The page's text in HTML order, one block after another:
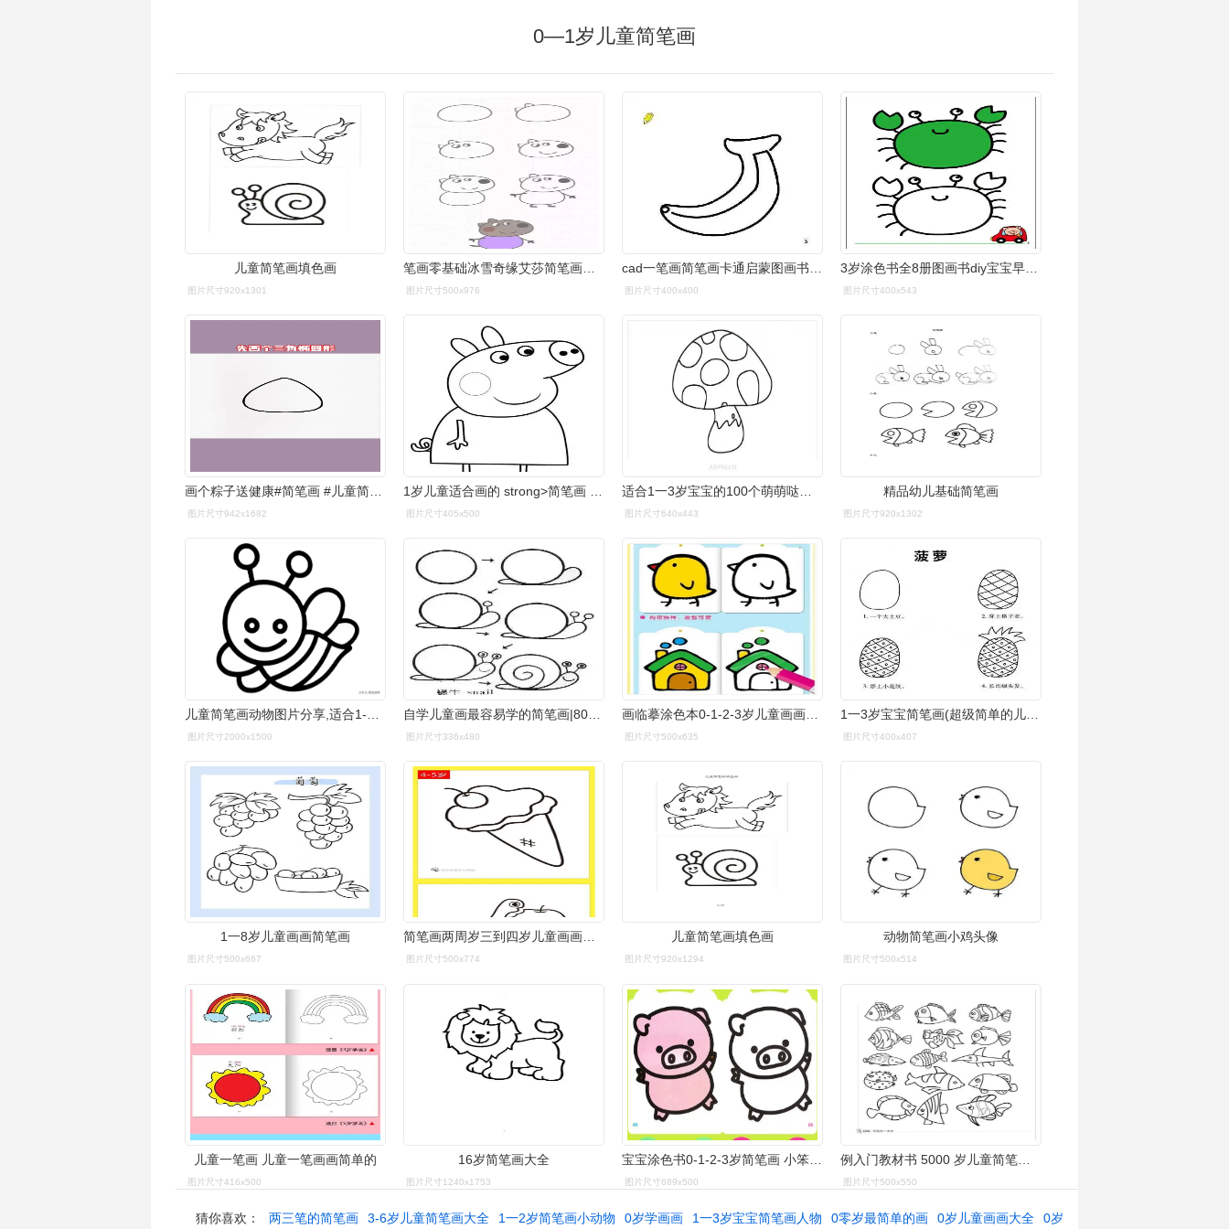
0—1岁儿童简笔画
儿童简笔画填色画
图片尺寸920x1301
笔画零基础冰雪奇缘艾莎简笔画蒙纸学画0-3-6岁幼儿童涂色涂鸦绘画本
图片尺寸500x976 图片尺寸400x400 图片尺寸400x543
画个粽子送健康#简笔画 #儿童简笔画 - 抖音
图片尺寸942x1682 图片尺寸405x500
适合1一3岁宝宝的100个萌萌哒的简笔画
图片尺寸640x443
精品幼儿基础简笔画
图片尺寸920x1302
图片尺寸2000x1500
自学儿童画最容易学的简笔画|80张圆形变形画
图片尺寸336x480
画临摹涂色本0-1-2-3岁儿童画画书籍宝宝简笔画学画入门书启蒙幼儿简
图片尺寸500x635 图片尺寸400x407
1一8岁儿童画画简笔画
图片尺寸500x667
简笔画两周岁三到四岁儿童画画本幼儿学前班轻松学画200例幼儿园2-3-4
图片尺寸500x774
儿童简笔画填色画
图片尺寸920x1294
动物简笔画小鸡头像
图片尺寸500x514
儿童一笔画 儿童一笔画画简单的
图片尺寸416x500
16岁简笔画大全
图片尺寸1240x1753
宝宝涂色书0-1-2-3岁简笔画 小笨熊学画书 宝宝涂色书 儿童益智游戏
图片尺寸689x500
例入门教材书 5000 岁儿童简笔画大全 12 9 6 3 儿童画画书简笔画一本
图片尺寸500x550
猜你喜欢： 两三笔的简笔画 3-6岁儿童简笔画大全 1一2岁简笔画小动物 0岁学画画 1一3岁宝宝简笔画人物 0零岁最简单的画 0岁儿童画画大全 0岁